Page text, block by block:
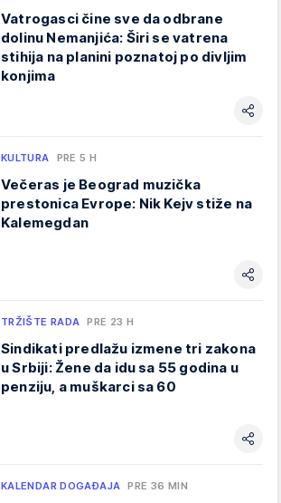
Vatrogasci čine sve da odbrane
dolinu Nemanjića: Širi se vatrena
stihija na planini poznatoj po divljim
konjima
KULTURA PRE 5 H
Večeras je Beograd muzička
prestonica Evrope: Nik Kejv stiže na
Kalemegdan
TRŽIŠTE RADA PRE 23 H
Sindikati predlažu izmene tri zakona
u Srbiji: Žene da idu sa 55 godina u
penziju, a muškarci sa 60
KALENDAR DOGAĐAJA PRE 36 MIN